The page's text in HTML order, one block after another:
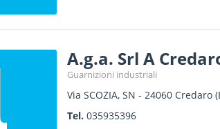
A.g.a. Srl A
Guarnizioni industriali
Via SCOZIA, SN - 24060 Credaro
Tel. 035935396